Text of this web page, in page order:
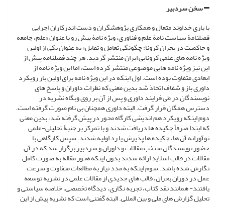
سخن سردبیر
با یاری خداوند متعال و همکاری پژوهشگران و دست اندرکاران اجرایی
فصلنامۀ سیاست نامۀ علم و فناوری، ویژه نامۀ پیش رو با عنوان «علم، جامعه
و حاکمیت در بحران کرونا: چگونگی تعامل و تقابل» به عنوان یکی از اولین
ویژه نامه های علمی کرونایی ایران منتشر گردید. هر چند فصلنامه پیش از
این نیز ویژه نامه هایی موضوعی منتشر کرده است، اما این ویژه نامه از
ابعادی متفاوت بوده است. اول اینکه در این ویژه نامه برای اولین بار رویکرد
داوری باز و شفاف اتخاذ شد بدین معنی که نظرات داوران و پاسخ های
نویسندگان در طی فرایند داوری و پس از آن بر روی وبگاه نشریه در
دسترس همگان قرار گرفت. البته داوری همچنان بی نام صورت گرفته است.
دوم اینکه رویکرد هم اندیشی کارگاه محور در پیش گرفته شد، بدین معنی
که ابتدا صرفاً چکیده ها دریافت شدند و با تمرکز بر جنبۀ تحلیلی-علمی
نوآورانه آن ها، چکیده ها پذیرش یا رد اولیه شدند. سپس کارگاهی با
حضور نویسندگان منتخب مقالات و داوران و سردبیر برگزار شد که در آن
مقالات در قالب اسلاید ارائه شدند بدون اینکه هنوز مقاله به صورت کامل
نگارش شده باشد. سوم اینکه به مدد نیاز به مطالعات متفاوت و سرعت
عمل در دوران بحران، قالب های جدیدی از مقالات علمی در نشریه توسعه
یافتند- همانند نقد کتاب، تجربه نگاری، دیدگاه تخصصی، خلاصه سیاستی و
تحلیل گزارش های ملی و بین المللی. البته گفتنی است که نشریه پیش از این